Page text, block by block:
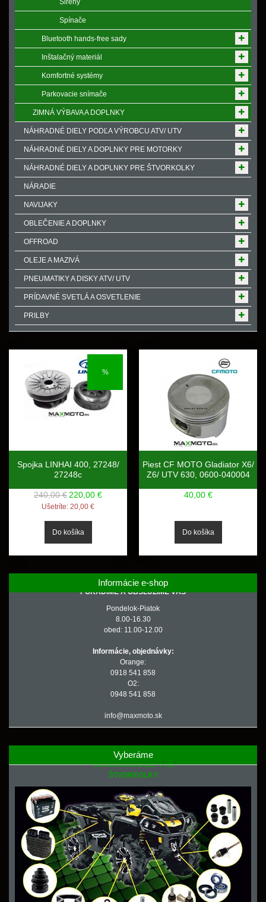
Sirény
Spínače
Bluetooth hands-free sady
Inštalačný materiál
Komfortné systémy
Parkovacie snímače
ZIMNÁ VÝBAVA A DOPLNKY
NÁHRADNÉ DIELY PODĽA VÝROBCU ATV/ UTV
NÁHRADNÉ DIELY A DOPLNKY PRE MOTORKY
NÁHRADNÉ DIELY A DOPLNKY PRE ŠTVORKOLKY
NÁRADIE
NAVIJAKY
OBLEČENIE A DOPLNKY
OFFROAD
OLEJE A MAZIVÁ
PNEUMATIKY A DISKY ATV/ UTV
PRÍDAVNÉ SVETLÁ A OSVETLENIE
PRILBY
%
Spojka LINHAI 400, 27248/
27248c
240,00 € 220,00 €
Ušetríte: 20,00 €
Piest CF MOTO Gladiator X6/
Z6/ UTV 630, 0600-040004
40,00 €
Informácie e-shop
PORADÍME A OBSLÚŽIME VÁS
Pondelok-Piatok
8.00-16.30
obed: 11.00-12.00
Informácie, objednávky:
Orange:
0918 541 858
O2:
0948 541 858
info@maxmoto.sk
Vyberáme
NÁHRADNÉ DIELY PRE
ŠTVORKOLKY